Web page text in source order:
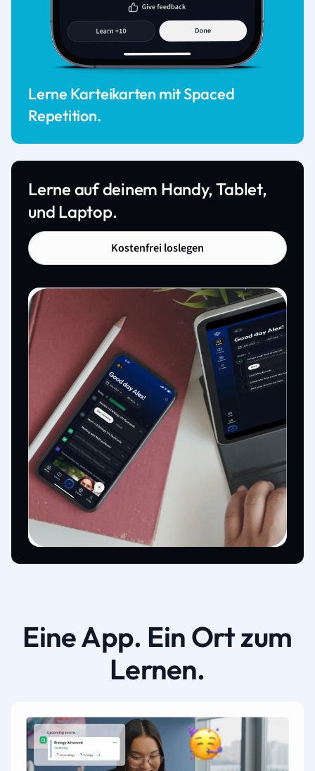
Lerne Karteikarten mit Spaced
Repetition.
Lerne auf deinem Handy, Tablet,
und Laptop.
Kostenfrei loslegen
Eine App. Ein Ort zum
Lernen.